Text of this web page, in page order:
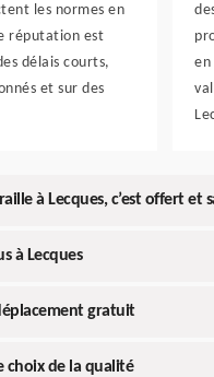
les normes en
réputation est
délais courts,
et sur des
en
à Lecques, c’est offert et
à Lecques
gratuit
choix de la qualité